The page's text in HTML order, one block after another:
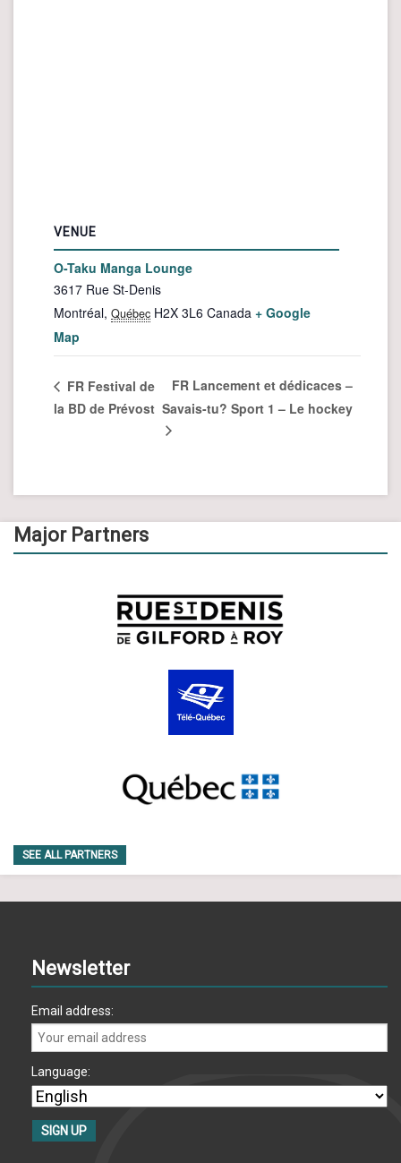
VENUE
O-Taku Manga Lounge
3617 Rue St-Denis
Montréal, Québec H2X 3L6 Canada + Google
Map
FR Festival de
la BD de Prévost
FR Lancement et dédicaces –
Savais-tu? Sport 1 – Le hockey
Major Partners
SEE ALL PARTNERS
Newsletter
Email address:
Language: